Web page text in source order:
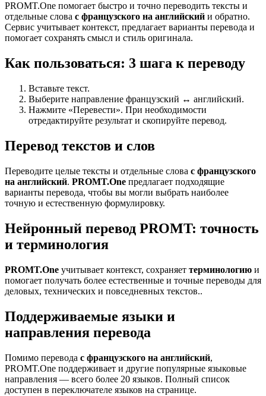
PROMT.One помогает быстро и точно переводить тексты и
отдельные слова с французского на английский и обратно.
Сервис учитывает контекст, предлагает варианты перевода и
помогает сохранять смысл и стиль оригинала.
Как пользоваться: 3 шага к переводу
Вставьте текст.
Выберите направление французский ↔ английский.
Нажмите «Перевести». При необходимости
отредактируйте результат и скопируйте перевод.
Перевод текстов и слов
Переводите целые тексты и отдельные слова с французского
на английский. PROMT.One предлагает подходящие
варианты перевода, чтобы вы могли выбрать наиболее
точную и естественную формулировку.
Нейронный перевод PROMT: точность
и терминология
PROMT.One учитывает контекст, сохраняет терминологию и
помогает получать более естественные и точные переводы для
деловых, технических и повседневных текстов..
Поддерживаемые языки и
направления перевода
Помимо перевода с французского на английский,
PROMT.One поддерживает и другие популярные языковые
направления — всего более 20 языков. Полный список
доступен в переключателе языков на странице.